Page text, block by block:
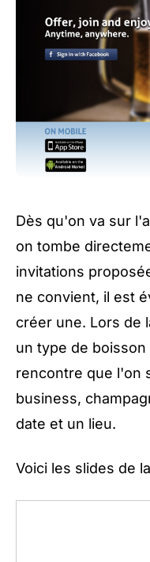
Dès qu'on va sur
on tombe
invitations
ne convient, il est
créer une. Lors de
un type de
rencontre que l'on
business,
date et un lieu.
Voici les slides de